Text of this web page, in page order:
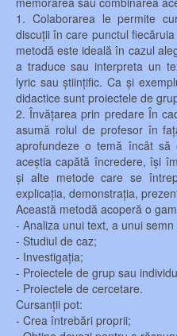
1. Colaborarea le permite
discuții în care punctul
metodă este ideală în cazul
a traduce sau interpreta un
lyric sau științific. Ca și
didactice sunt proiectele de
2. Învățarea prin predare În
asumă rolul de profesor în
aprofundeze o temă încât să
aceștia capătă încredere, își
și alte metode care se
explicația, demonstrația,
Această metodă acoperă o
- Analiza unui text, a unui
- Studiul de caz;
- Investigația;
- Proiectele de grup sau
- Proiectele de cercetare.
Cursanții pot:
- Crea întrebări proprii;